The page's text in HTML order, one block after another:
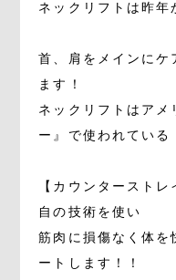
ネックリフトは昨年
首、肩をメインにケ
ます！
ネックリフトはアメ
ー』で使われている
【カウンタースト
自の技術を使い
筋肉に損傷なく体を
ートします！！